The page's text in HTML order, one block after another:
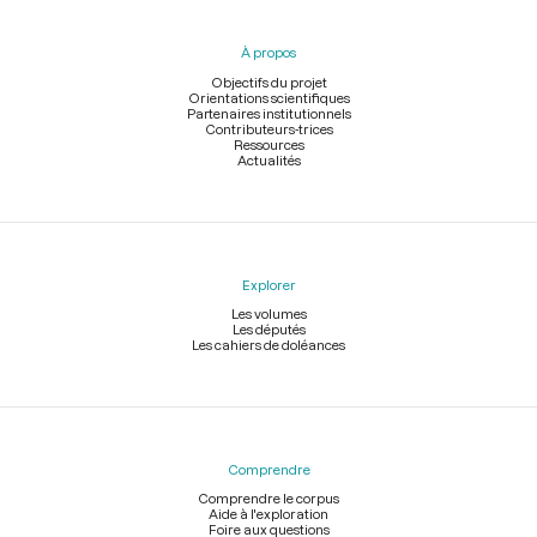
À propos
Objectifs du projet
Orientations scientifiques
Partenaires institutionnels
Contributeurs-trices
Ressources
Actualités
Explorer
Les volumes
Les députés
Les cahiers de doléances
Comprendre
Comprendre le corpus
Aide à l'exploration
Foire aux questions